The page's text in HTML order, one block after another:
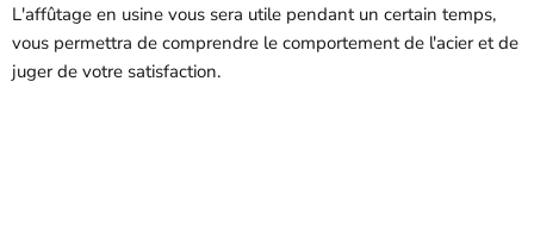
L'affûtage en usine vous sera utile pendant un certain temps,
vous permettra de comprendre le comportement de l'acier et de
juger de votre satisfaction.